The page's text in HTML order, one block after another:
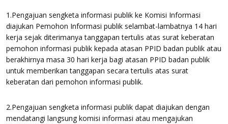
1.Pengajuan sengketa informasi publik ke Komisi Informasi
diajukan Pemohon Informasi publik selambat-lambatnya 14 hari
kerja sejak diterimanya tanggapan tertulis atas surat keberatan
pemohon informasi publik kepada atasan PPID badan publik atau
berakhirnya masa 30 hari kerja bagi atasan PPID badan publik
untuk memberikan tanggapan secara tertulis atas surat
keberatan dari pemohon informasi publik.
2.Pengajuan sengketa informasi publik dapat diajukan dengan
mendatangi langsung komisi informasi atau mengajukan